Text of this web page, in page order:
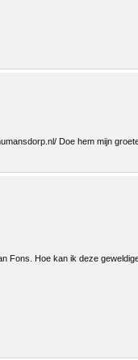
Doe hem mijn
Fons. Hoe kan ik deze